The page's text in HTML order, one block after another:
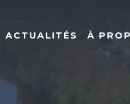
ACTUALITÉS À